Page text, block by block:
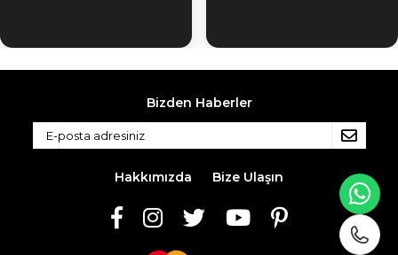
Bizden Haberler
Hakkımızda Bize Ulaşın